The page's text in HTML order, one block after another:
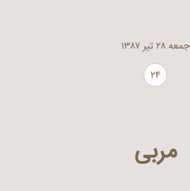
جمعه ۲۸ تیر ۱۳۸۷
۲۴
مربی